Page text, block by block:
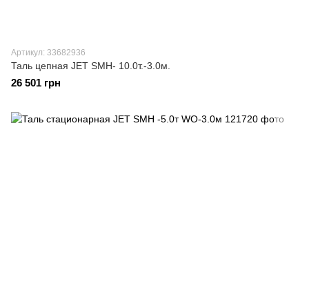
Артикул: 33682936
Таль цепная JET SMH- 10.0т.-3.0м.
26 501 грн